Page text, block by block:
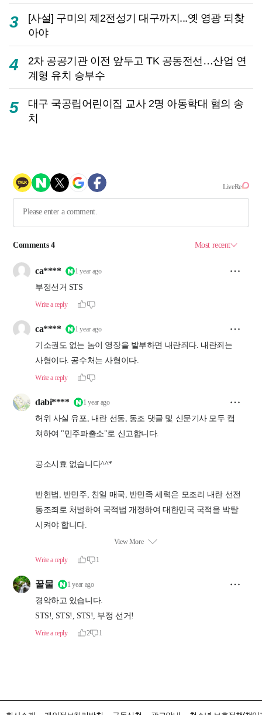
3
[사설] 구미의 제2전성기 대구까지...옛 영광 되찾
아야
4
2차 공공기관 이전 앞두고 TK 공동전선…산업 연
계형 유치 승부수
5
대구 국공립어린이집 교사 2명 아동학대 혐의 송
치